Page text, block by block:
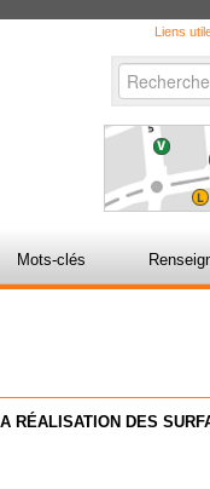
Liens
Chercher par
avancée…
Mots-clés
RÉALISATION DES